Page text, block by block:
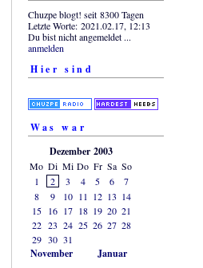
Chuzpe blogt! seit 8300 Tagen
Letzte Worte: 2021.02.17, 12:13
Du bist nicht angemeldet ...
anmelden
Hier sind
Was war
Dezember 2003
Mo Di Mi Do Fr Sa So
1
2 3 4 5 6
7
8
9 10 11 12 13 14
15
16 17 18 19 20 21
22 23 24 25 26 27 28
29 30 31
November
Januar